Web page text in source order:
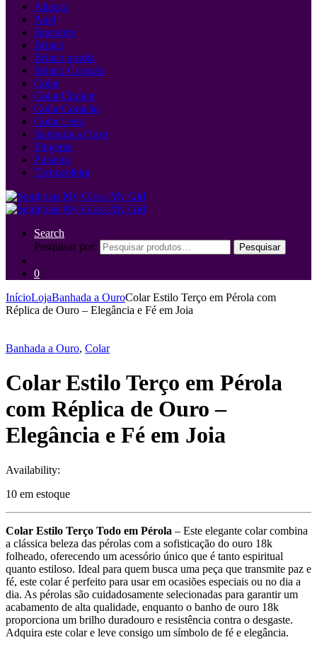
Aliança
Anel
Bracelete
Brinco
Brinco argola
Brinco Coração
Colar
Colar Choker
Colar Coração
Colar Letra
Banhada a Ouro
Pingente
Pulseira
Tornozeleira
Search
Pesquisar por:
Pesquisar
0
InícioLojaBanhada a OuroColar Estilo Terço em Pérola com
Réplica de Ouro – Elegância e Fé em Joia
Banhada a Ouro, Colar
Colar Estilo Terço em Pérola
com Réplica de Ouro –
Elegância e Fé em Joia
Availability:
10 em estoque
Colar Estilo Terço Todo em Pérola – Este elegante colar combina
a clássica beleza das pérolas com a sofisticação do ouro 18k
folheado, oferecendo um acessório único que é tanto espiritual
quanto estiloso. Ideal para quem busca uma peça que transmite paz e
fé, este colar é perfeito para usar em ocasiões especiais ou no dia a
dia. As pérolas são cuidadosamente selecionadas para garantir um
acabamento de alta qualidade, enquanto o banho de ouro 18k
proporciona um brilho duradouro e resistência contra o desgaste.
Adquira este colar e leve consigo um símbolo de fé e elegância.